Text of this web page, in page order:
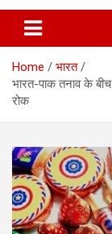
Home
भारत
भारत-पाक तनाव के
रोक